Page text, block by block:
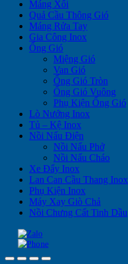
Máng Xối
Quả Cầu Thông Gió
Máng Rửa Tay
Gia Công Inox
Ống Gió
Miệng Gió
Van Gió
Ống Gió Tròn
Ống Gió Vuông
Phụ Kiện Ống Gió
Lò Nướng Inox
Tủ – Kệ Inox
Nồi Nấu Điện
Nồi Nấu Phở
Nồi Nấu Cháo
Xe Đẩy Inox
Lan Can Cầu Thang Inox
Phụ Kiện Inox
Máy Xay Giò Chả
Nồi Chưng Cất Tinh Dầu